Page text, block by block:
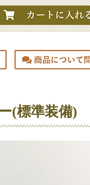
(標準装備)